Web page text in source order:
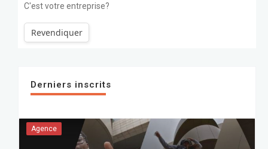
C'est votre entreprise?
Revendiquer
Derniers inscrits
Agence